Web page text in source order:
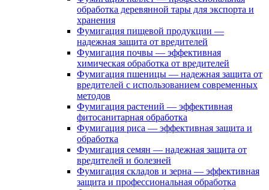
обработка деревянной тары для экспорта и
хранения
Фумигация пищевой продукции —
надежная защита от вредителей
Фумигация почвы — эффективная
химическая обработка от вредителей
Фумигация пшеницы — надежная защита от
вредителей с использованием современных
методов
Фумигация растений — эффективная
фитосанитарная обработка
Фумигация риса — эффективная защита и
обработка
Фумигация семян — надежная защита от
вредителей и болезней
Фумигация складов и зерна — эффективная
защита и профессиональная обработка